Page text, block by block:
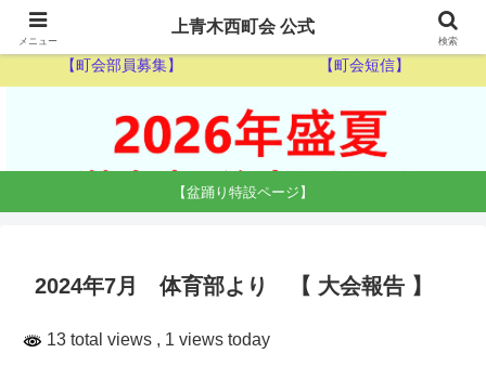
【ゴミ収集カレンダー】 【休日当番医】
【町会部員募集】 【町会短信】
【盆踊り特設ページ】
2024年7月 体育部より 【 大会報告 】
13 total views , 1 views today
メニュー
上青木西町会 公式
検索